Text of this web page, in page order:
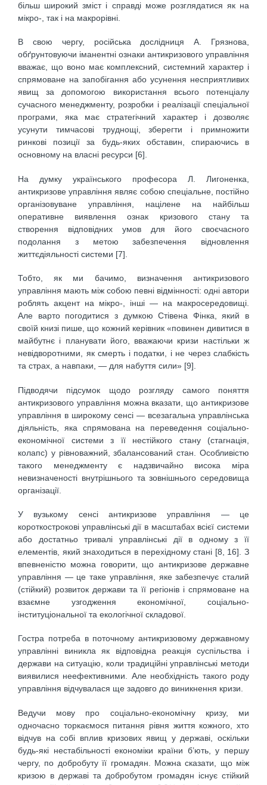
більш широкий зміст і справді може розглядатися як на
мікро-, так і на макрорівні.
В свою чергу, російська дослідниця А. Грязнова,
обґрунтовуючи іманентні ознаки антикризового управління
вважає, що воно має комплексний, системний характер і
спрямоване на запобігання або усунення несприятливих
явищ за допомогою використання всього потенціалу
сучасного менеджменту, розробки і реалізації спеціальної
програми, яка має стратегічний характер і дозволяє
усунути тимчасові труднощі, зберегти і примножити
ринкові позиції за будь-яких обставин, спираючись в
основному на власні ресурси [6].
На думку українського професора Л. Лигоненка,
антикризове управління являє собою спеціальне, постійно
організовуване управління, націлене на найбільш
оперативне виявлення ознак кризового стану та
створення відповідних умов для його своєчасного
подолання з метою забезпечення відновлення
життєдіяльності системи [7].
Тобто, як ми бачимо, визначення антикризового
управління мають між собою певні відмінності: одні автори
роблять акцент на мікро-, інші — на макросередовищі.
Але варто погодитися з думкою Стівена Фінка, який в
своїй книзі пише, що кожний керівник «повинен дивитися в
майбутнє і планувати його, вважаючи кризи настільки ж
невідворотними, як смерть і податки, і не через слабкість
та страх, а навпаки, — для набуття сили» [9].
Підводячи підсумок щодо розгляду самого поняття
антикризового управління можна вказати, що антикризове
управління в широкому сенсі — всезагальна управлінська
діяльність, яка спрямована на переведення соціально-
економічної системи з її нестійкого стану (стагнація,
колапс) у рівноважний, збалансований стан. Особливістю
такого менеджменту є надзвичайно висока міра
невизначеності внутрішнього та зовнішнього середовища
організації.
У вузькому сенсі антикризове управління — це
короткострокові управлінські дії в масштабах всієї системи
або достатньо тривалі управлінські дії в одному з її
елементів, який знаходиться в перехідному стані [8, 16]. З
впевненістю можна говорити, що антикризове державне
управління — це таке управління, яке забезпечує сталий
(стійкий) розвиток держави та її регіонів і спрямоване на
взаємне узгодження економічної, соціально-
інституціональної та екологічної складової.
Гостра потреба в поточному антикризовому державному
управлінні виникла як відповідна реакція суспільства і
держави на ситуацію, коли традиційні управлінські методи
виявилися неефективними. Але необхідність такого роду
управління відчувалася ще задовго до виникнення кризи.
Ведучи мову про соціально-економічну кризу, ми
одночасно торкаємося питання рівня життя кожного, хто
відчув на собі вплив кризових явищ у державі, оскільки
будь-які нестабільності економіки країни б’ють, у першу
чергу, по добробуту її громадян. Можна сказати, що між
кризою в державі та добробутом громадян існує стійкий